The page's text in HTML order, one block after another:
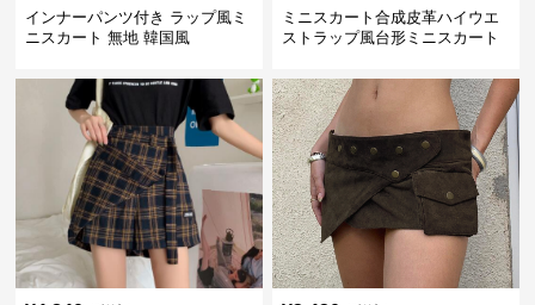
インナーパンツ付き ラップ風ミ
ニスカート 無地 韓国風
ミニスカート合成皮革ハイウエ
ストラップ風台形ミニスカート